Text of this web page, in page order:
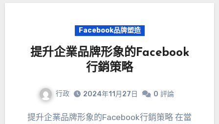
Facebook品牌塑造
提升企業品牌形象的Facebook
行銷策略
行政 2024年11月27日 0 評論
提升企業品牌形象的Facebook行銷策略 在當